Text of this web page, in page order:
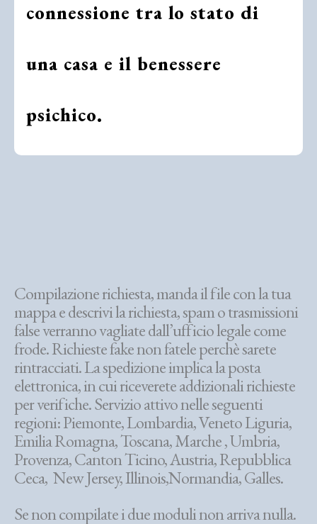
connessione tra lo stato di
una casa e il benessere
psichico.
Compilazione richiesta, manda il file con la tua
mappa e descrivi la richiesta, spam o trasmissioni
false verranno vagliate dall’ufficio legale come
frode. Richieste fake non fatele perchè sarete
rintracciati. La spedizione implica la posta
elettronica, in cui riceverete addizionali richieste
per verifiche. Servizio attivo nelle seguenti
regioni: Piemonte, Lombardia, Veneto Liguria,
Emilia Romagna, Toscana, Marche , Umbria,
Provenza, Canton Ticino, Austria, Repubblica
Ceca, New Jersey, Illinois,Normandia, Galles.
Se non compilate i due moduli non arriva nulla.